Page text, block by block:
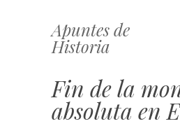
Apuntes de
Historia
Saltar
al
Fin de la
absoluta en